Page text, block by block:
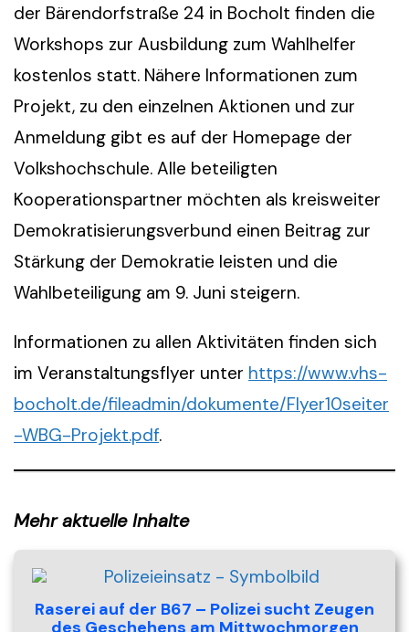
der Bärendorfstraße 24 in Bocholt finden die
Workshops zur Ausbildung zum Wahlhelfer
kostenlos statt. Nähere Informationen zum
Projekt, zu den einzelnen Aktionen und zur
Anmeldung gibt es auf der Homepage der
Volkshochschule. Alle beteiligten
Kooperationspartner möchten als kreisweiter
Demokratisierungsverbund einen Beitrag zur
Stärkung der Demokratie leisten und die
Wahlbeteiligung am 9. Juni steigern.
Informationen zu allen Aktivitäten finden sich
im Veranstaltungsflyer unter https://www.vhs-
bocholt.de/fileadmin/dokumente/Flyer10seiter
-WBG-Projekt.pdf.
Mehr aktuelle Inhalte
Raserei auf der B67 – Polizei sucht Zeugen
des Geschehens am Mittwochmorgen